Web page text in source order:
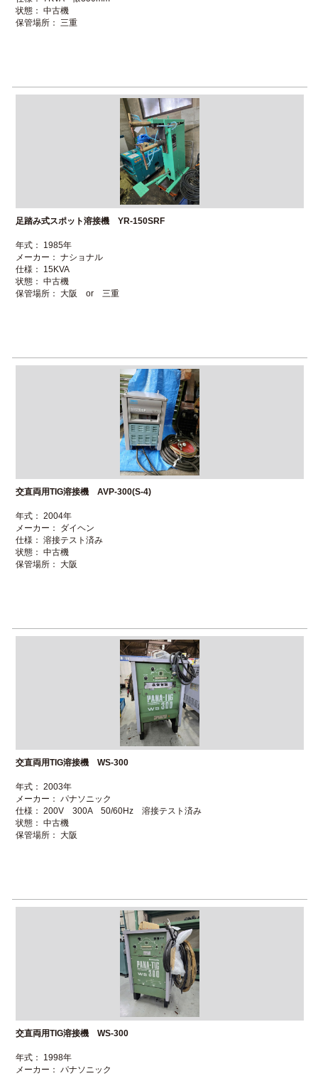
状態： 中古機
保管場所： 三重
足踏み式スポット溶接機 YR-150SRF
年式： 1985年
メーカー： ナショナル
仕様： 15KVA
状態： 中古機
保管場所： 大阪 or 三重
交直両用TIG溶接機 AVP-300(S-4)
年式： 2004年
メーカー： ダイヘン
仕様： 溶接テスト済み
状態： 中古機
保管場所： 大阪
交直両用TIG溶接機 WS-300
年式： 2003年
メーカー： パナソニック
仕様： 200V 300A 50/60Hz 溶接テスト済み
状態： 中古機
保管場所： 大阪
交直両用TIG溶接機 WS-300
年式： 1998年
メーカー： パナソニック